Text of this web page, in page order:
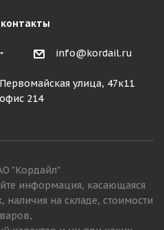
info@kordail.ru
улица, 47к11
офис 214
"Кордайл"
информация, касающаяся
наличия на складе, стоимости